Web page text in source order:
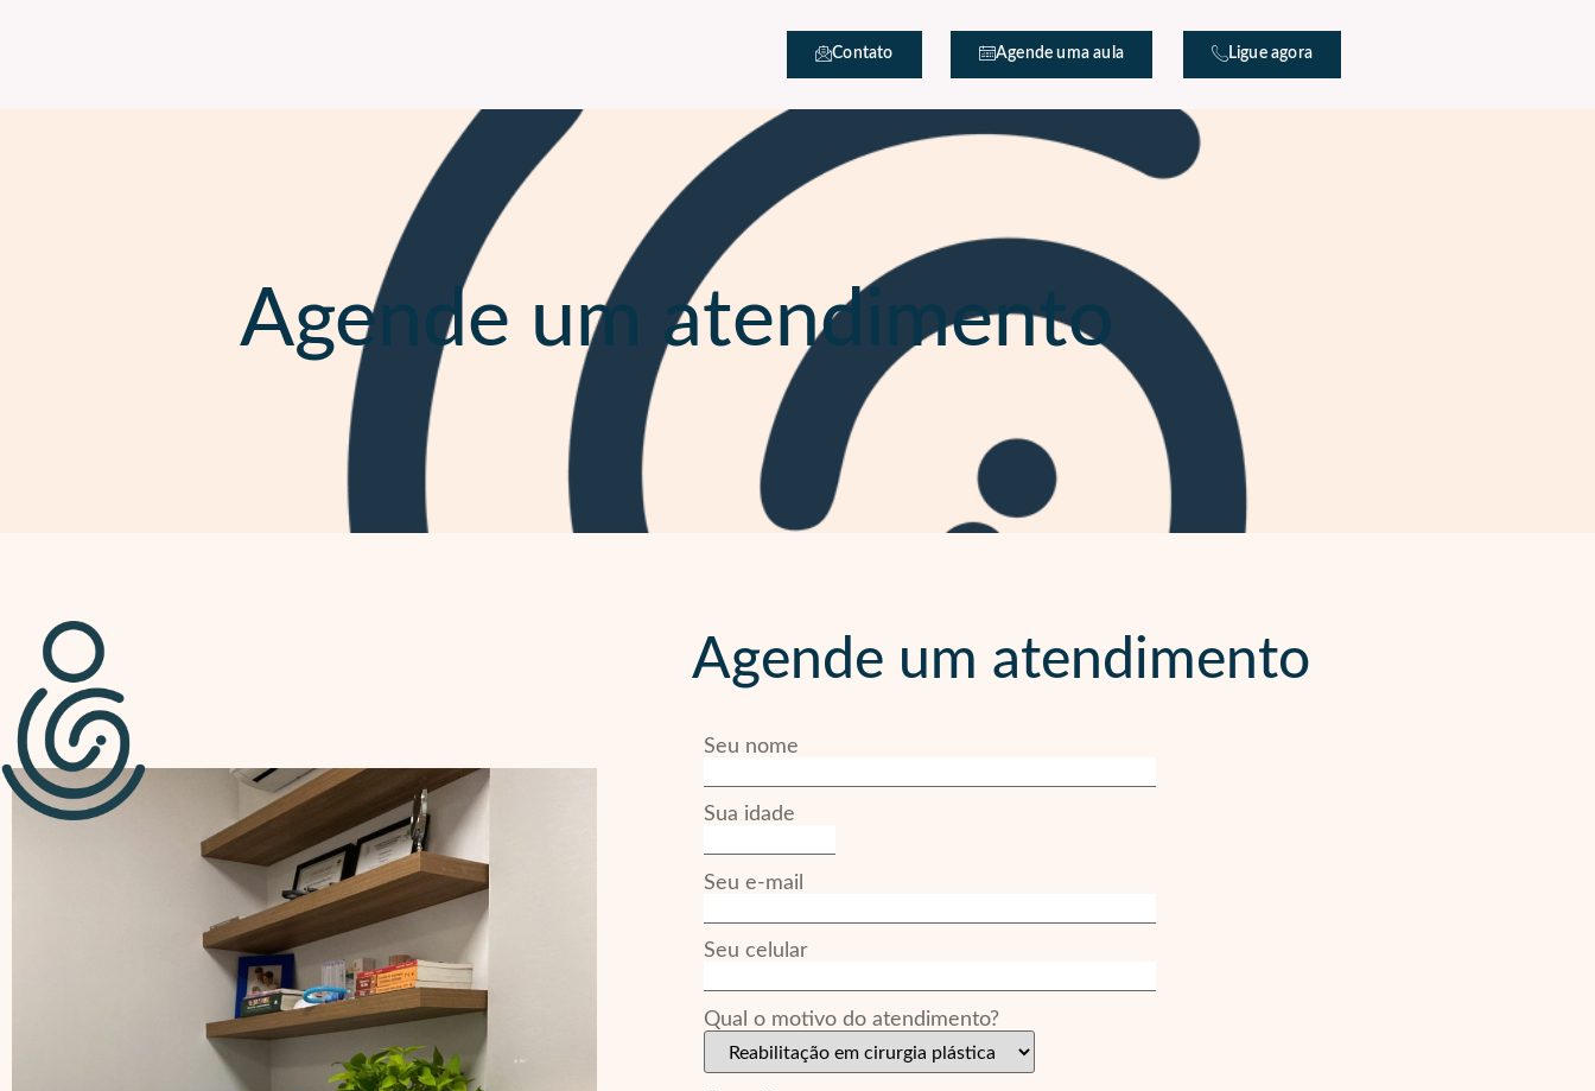
Contato Agende uma aula Ligue agora
Agende um atendimento
Agende um atendimento
Seu nome
Sua idade
Seu e-mail
Seu celular
Qual o motivo do atendimento?